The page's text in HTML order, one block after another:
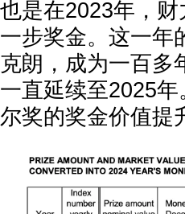
也是在2023年，
一步奖金。这一年
克朗，成为一百多
一直延续至2025
尔奖的奖金价值提